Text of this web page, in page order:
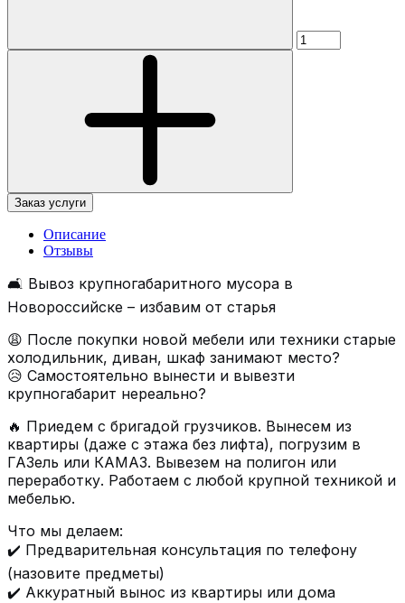
Заказ услуги
Описание
Отзывы
🛋️ Вывоз крупногабаритного мусора в
Новороссийске – избавим от старья
😩 После покупки новой мебели или техники старые
холодильник, диван, шкаф занимают место?
😥 Самостоятельно вынести и вывезти
крупногабарит нереально?
🔥 Приедем с бригадой грузчиков. Вынесем из
квартиры (даже с этажа без лифта), погрузим в
ГАЗель или КАМАЗ. Вывезем на полигон или
переработку. Работаем с любой крупной техникой и
мебелью.
Что мы делаем:
✔️ Предварительная консультация по телефону
(назовите предметы)
✔️ Аккуратный вынос из квартиры или дома